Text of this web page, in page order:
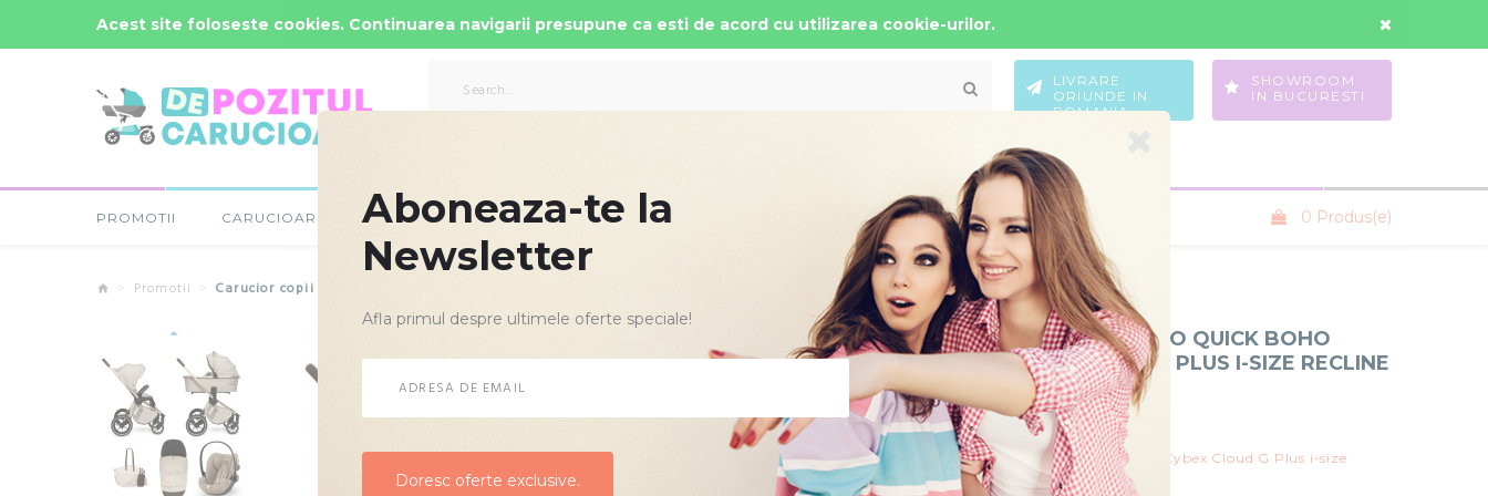
Comenzi Rapide: - 0723-666-005 / 0743-666-006 Wishlist
LIVRARE
ORIUNDE IN
ROMANIA
SHOWROOM
IN BUCURESTI
PROMOTII CARUCIOARE COPII SCAUNE AUTO COPII PATUTURI MOBILIER ACCESORII SANIUTE COPII 0 Produs(e)
Promotii Carucior copii 3 in 1 Muuvo Quick Boho Brown cu Cybex Cloud G Plus i-size recline testata ADAC
CARUCIOR COPII 3 IN 1 MUUVO QUICK BOHO
BROWN CU CYBEX CLOUD G PLUS I-SIZE RECLINE
TESTATA ADAC
Producator:Muuvo
Cod Produs: Quick Boho Brown 3in1 cu Cybex Cloud G Plus i-size
recline
Acest site foloseste cookies. Continuarea navigarii presupune ca esti de acord cu utilizarea cookie-urilor.
Aboneaza-te la
Newsletter
Afla primul despre ultimele oferte speciale!
Doresc oferte exclusive.
Doresc oferte exclusive.